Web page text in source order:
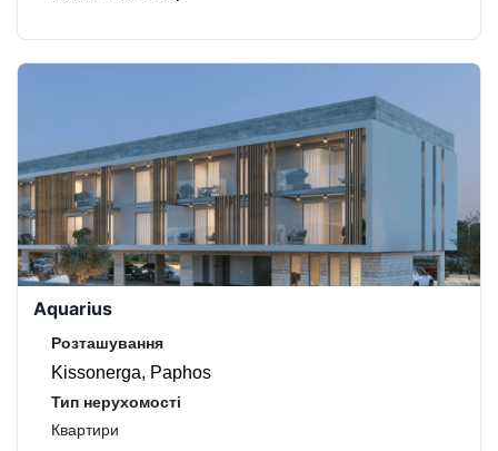
Aquarius
Розташування
Kissonerga, Paphos
Тип нерухомості
Квартири